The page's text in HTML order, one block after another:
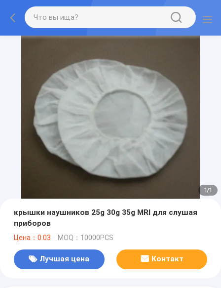
1/1
крышки наушников 25g 30g 35g MRI для слушая
приборов
Цена：0.03 MOQ：10000PCS
Лучшая цена Контакт